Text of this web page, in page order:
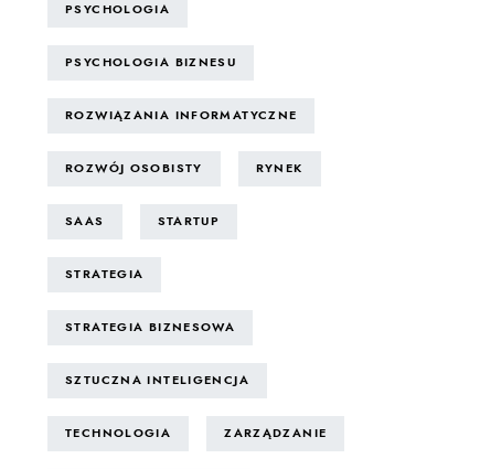
PSYCHOLOGIA
PSYCHOLOGIA BIZNESU
ROZWIĄZANIA INFORMATYCZNE
ROZWÓJ OSOBISTY RYNEK
SAAS STARTUP
STRATEGIA
STRATEGIA BIZNESOWA
SZTUCZNA INTELIGENCJA
TECHNOLOGIA ZARZĄDZANIE